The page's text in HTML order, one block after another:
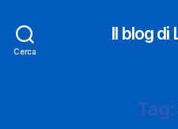
Cerca
Il blog di
Tag: